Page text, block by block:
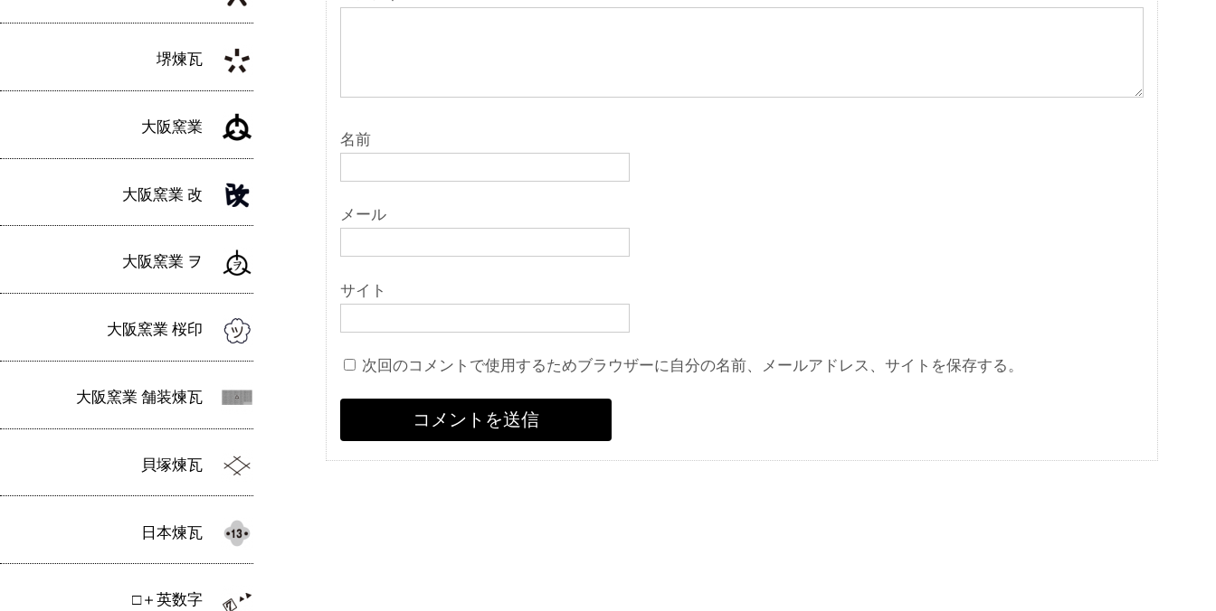
堺煉瓦
大阪窯業
大阪窯業 改
大阪窯業 ヲ
大阪窯業 桜印
大阪窯業 舗装煉瓦
貝塚煉瓦
日本煉瓦
□＋英数字
ン
名前
メール
サイト
次回のコメントで使用するためブラウザーに自分の名前、メールアドレス、サイトを保存する。